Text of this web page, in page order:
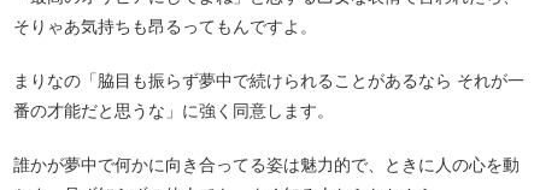
そりゃあ気持ちも昂るってもんですよ。
まりなの「脇目も振らず夢中で続けられることがあるなら それが一
番の才能だと思うな」に強く同意します。
誰かが夢中で何かに向き合ってる姿は魅力的で、ときに人の心を動